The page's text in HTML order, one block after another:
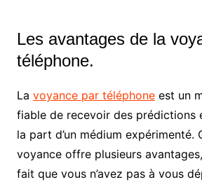
Les avantages de la
téléphone.
La voyance par téléphoneest un
fiable de recevoir des prédictions
la part d’un médium expérimenté.
voyance offre plusieurs
fait que vous n’avez pas à vous